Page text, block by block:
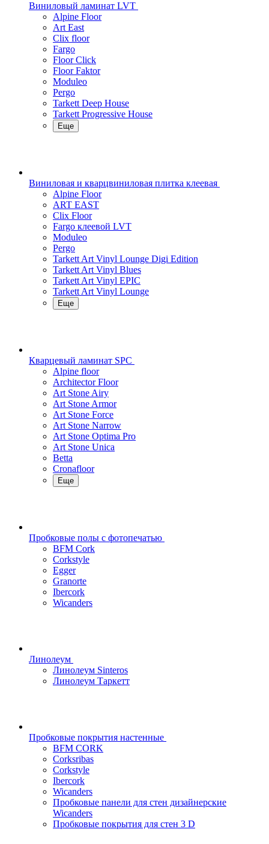
Виниловый ламинат LVT
Alpine Floor
Art East
Clix floor
Fargo
Floor Click
Floor Faktor
Moduleo
Pergo
Tarkett Deep House
Tarkett Progressive House
Еще
Виниловая и кварцвиниловая плитка клеевая
Alpine Floor
ART EAST
Clix Floor
Fargo клеевой LVT
Moduleo
Pergo
Tarkett Art Vinyl Lounge Digi Edition
Tarkett Art Vinyl Blues
Tarkett Art Vinyl EPIC
Tarkett Art Vinyl Lounge
Еще
Кварцевый ламинат SPC
Alpine floor
Architector Floor
Art Stone Airy
Art Stone Armor
Art Stone Force
Art Stone Narrow
Art Stone Optima Pro
Art Stone Unica
Betta
Cronafloor
Еще
Пробковые полы с фотопечатью
BFM Cork
Corkstyle
Egger
Granorte
Ibercork
Wicanders
Линолеум
Линолеум Sinteros
Линолеум Таркетт
Пробковые покрытия настенные
BFM CORK
Corksribas
Corkstyle
Ibercork
Wicanders
Пробковые панели для стен дизайнерские
Wicanders
Пробковые покрытия для стен 3 D